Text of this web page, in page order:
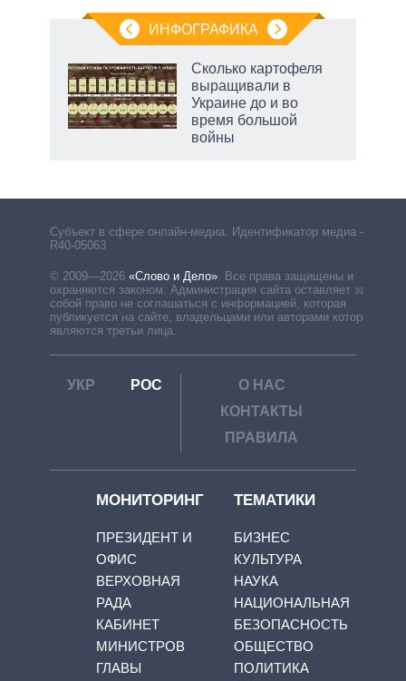
ИНФОГРАФИКА
Сколько картофеля
выращивали в
Украине до и во
время большой
войны
Субъект в сфере онлайн-медиа. Идентификатор медиа –
R40-05063
© 2009—2026 «Слово и Дело». Все права защищены и
охраняются законом. Администрация сайта оставляет за
собой право не соглашаться с информацией, которая
публикуется на сайте, владельцами или авторами которой
являются третьи лица.
УКР РОС
О НАС
КОНТАКТЫ
ПРАВИЛА
МОНИТОРИНГ
ПРЕЗИДЕНТ И
ОФИС
ВЕРХОВНАЯ
РАДА
КАБИНЕТ
МИНИСТРОВ
ГЛАВЫ
ТЕМАТИКИ
БИЗНЕС
КУЛЬТУРА
НАУКА
НАЦИОНАЛЬНАЯ
БЕЗОПАСНОСТЬ
ОБЩЕСТВО
ПОЛИТИКА